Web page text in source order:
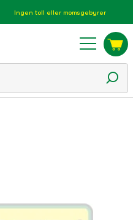
Ingen toll eller momsgebyrer